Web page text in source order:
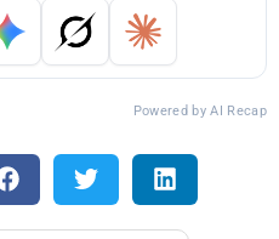
Powered by AI Recap